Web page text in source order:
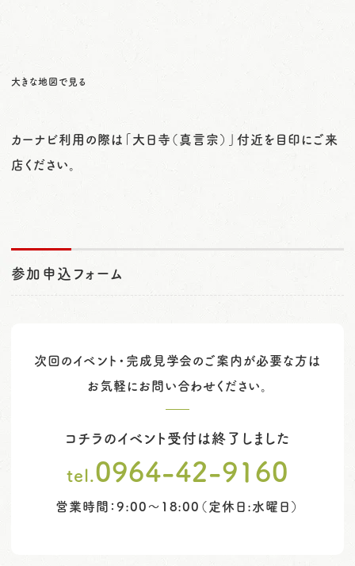
大きな地図で見る
カーナビ利用の際は「大日寺（真言宗）」付近を目印にご来
店ください。
参加申込フォーム
次回のイベント・完成見学会のご案内が必要な方は
お気軽にお問い合わせください。
コチラのイベント受付は終了しました
tel.0964-42-9160
営業時間：9:00～18:00（定休日:水曜日）